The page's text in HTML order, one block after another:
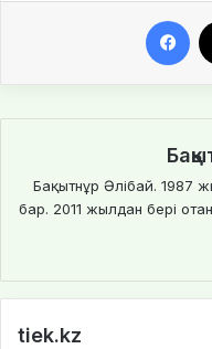
Бақытнұр Әлібай. 1987
бар. 2011 жылдан бері
tiek.kz